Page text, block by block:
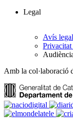
Legal
Avís legal
Amb la col·laboració